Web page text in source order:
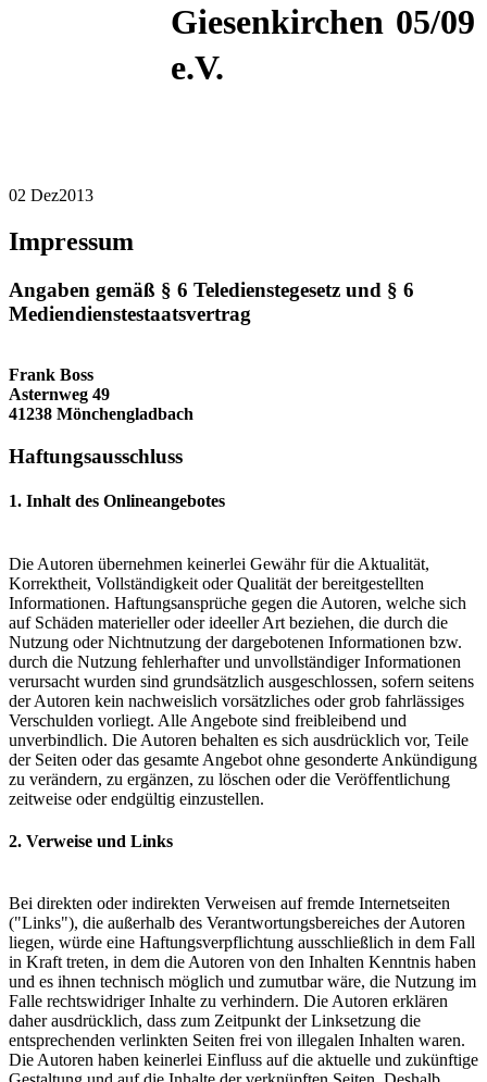
Giesenkirchen 05/09
e.V.
02 Dez2013
Impressum
Angaben gemäß § 6 Teledienstegesetz und § 6
Mediendienstestaatsvertrag
Frank Boss
Asternweg 49
41238 Mönchengladbach
Haftungsausschluss
1. Inhalt des Onlineangebotes
Die Autoren übernehmen keinerlei Gewähr für die Aktualität,
Korrektheit, Vollständigkeit oder Qualität der bereitgestellten
Informationen. Haftungsansprüche gegen die Autoren, welche sich
auf Schäden materieller oder ideeller Art beziehen, die durch die
Nutzung oder Nichtnutzung der dargebotenen Informationen bzw.
durch die Nutzung fehlerhafter und unvollständiger Informationen
verursacht wurden sind grundsätzlich ausgeschlossen, sofern seitens
der Autoren kein nachweislich vorsätzliches oder grob fahrlässiges
Verschulden vorliegt. Alle Angebote sind freibleibend und
unverbindlich. Die Autoren behalten es sich ausdrücklich vor, Teile
der Seiten oder das gesamte Angebot ohne gesonderte Ankündigung
zu verändern, zu ergänzen, zu löschen oder die Veröffentlichung
zeitweise oder endgültig einzustellen.
2. Verweise und Links
Bei direkten oder indirekten Verweisen auf fremde Internetseiten
("Links"), die außerhalb des Verantwortungsbereiches der Autoren
liegen, würde eine Haftungsverpflichtung ausschließlich in dem Fall
in Kraft treten, in dem die Autoren von den Inhalten Kenntnis haben
und es ihnen technisch möglich und zumutbar wäre, die Nutzung im
Falle rechtswidriger Inhalte zu verhindern. Die Autoren erklären
daher ausdrücklich, dass zum Zeitpunkt der Linksetzung die
entsprechenden verlinkten Seiten frei von illegalen Inhalten waren.
Die Autoren haben keinerlei Einfluss auf die aktuelle und zukünftige